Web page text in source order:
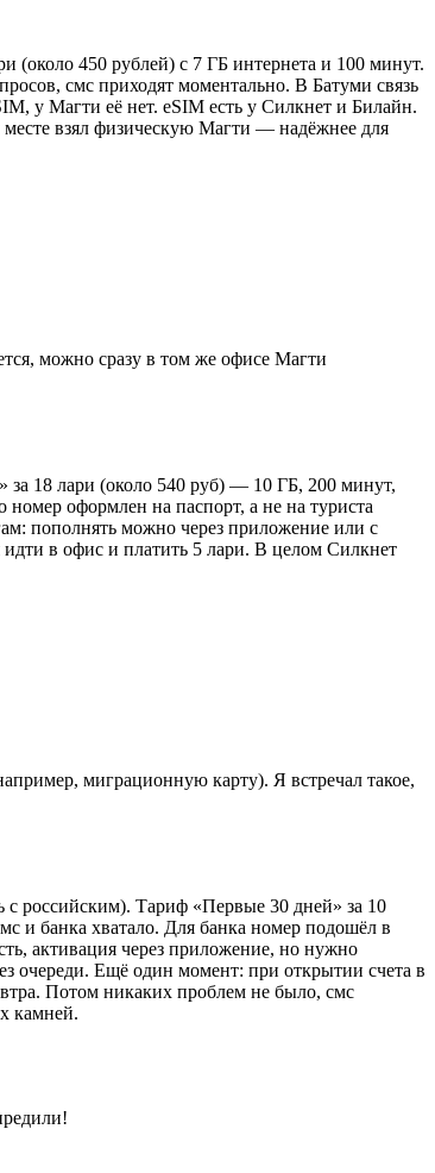
(около 450 рублей) с 7 ГБ интернета и 100 минут.
смс приходят моментально. В Батуми связь
у Магти её нет. eSIM есть у Силкнет и Билайн.
взял физическую Магти — надёжнее для
можно сразу в том же офисе Магти
за 18 лари (около 540 руб) — 10 ГБ, 200 минут,
номер оформлен на паспорт, а не на туриста
пополнять можно через приложение или с
в офис и платить 5 лари. В целом Силкнет
миграционную карту). Я встречал такое,
с российским). Тариф «Первые 30 дней» за 10
и банка хватало. Для банка номер подошёл в
активация через приложение, но нужно
очереди. Ещё один момент: при открытии счета в
Потом никаких проблем не было, смс
камней.